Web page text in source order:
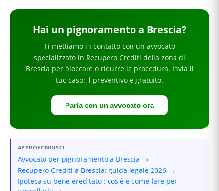
Hai un pignoramentoa Brescia?
Ti mettiamo in contatto con un avvocato
specializzato in Recupero Crediti della zona di
Brescia per bloccare o ridurre la procedura. Invia il
tuo caso: il preventivo è gratuito.
Parla con un avvocato ora
APPROFONDISCI
Avvocato per pignoramento a Brescia →
Recupero Crediti a Brescia: guida legale 2026 →
Ipoteca su bene ereditato : cos'è e come fare per